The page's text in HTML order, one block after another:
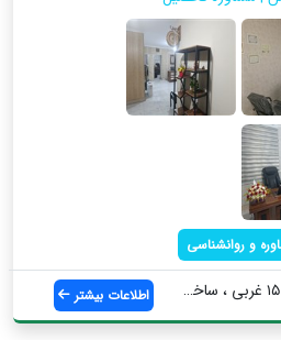
و روانشناسی
اطلاعات بیشتر